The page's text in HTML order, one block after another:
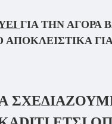
ΓΙΑ ΤΗΝ ΑΓΟΡΆ